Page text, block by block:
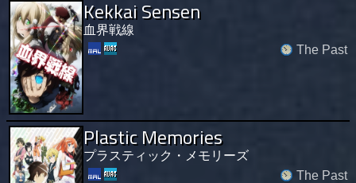
Kekkai Sensen
血界戦線
The Past
Plastic Memories
プラスティック・メモリーズ
The Past